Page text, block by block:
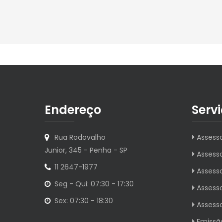
Endereço
Rua Rodovalho
Junior, 345 - Penha - SP
11 2647-1977
Seg - Qui: 07:30 - 17:30
Sex: 07:30 - 18:30